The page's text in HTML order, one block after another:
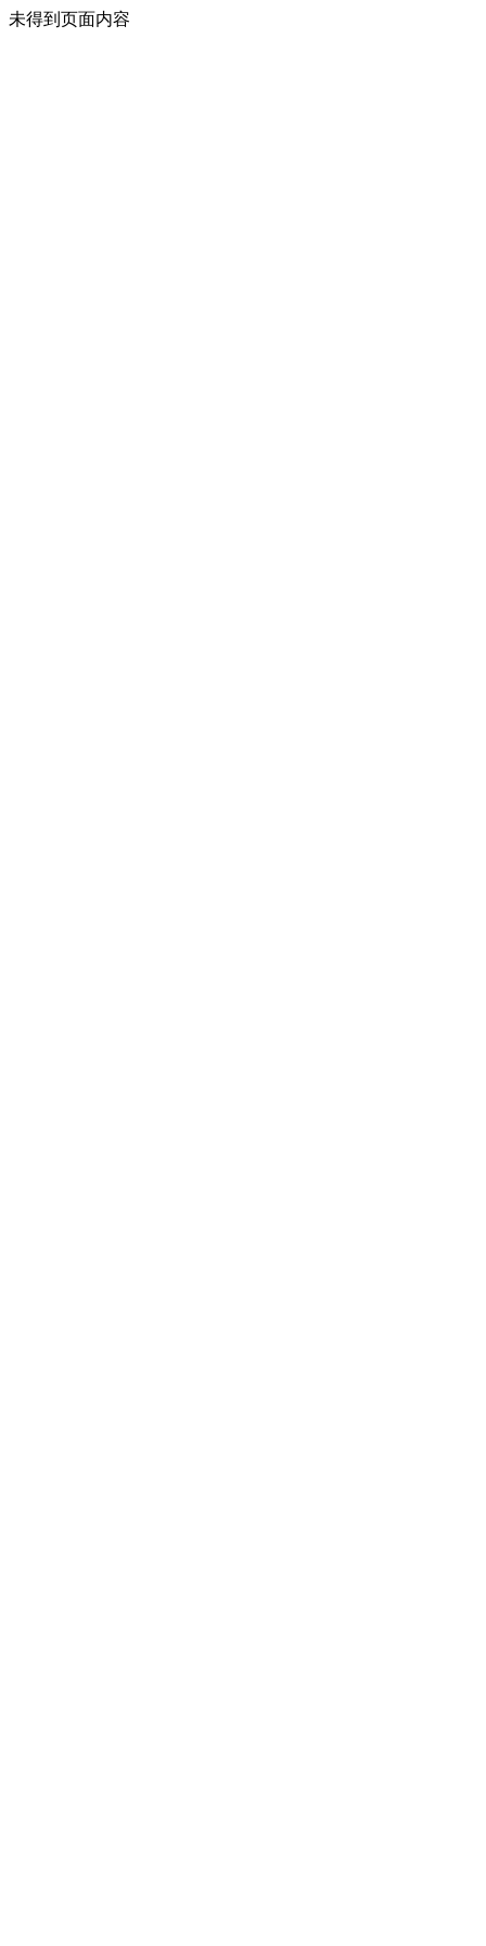
未得到页面内容